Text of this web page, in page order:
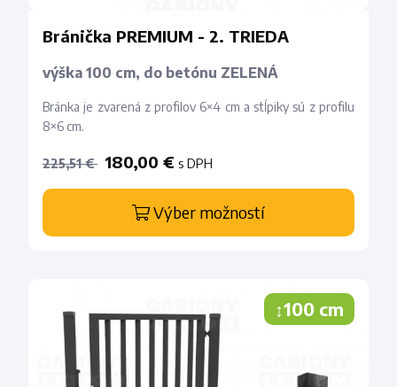
Bránička PREMIUM - 2. TRIEDA
výška 100 cm, do betónu ZELENÁ
Bránka je zvarená z profilov 6×4 cm a stĺpiky sú z profilu
8×6 cm.
225,51 € 180,00 € s DPH
Výber možností
↕100 cm